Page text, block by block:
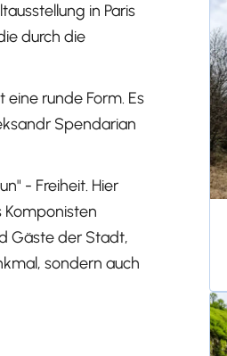
in Paris
durch die
runde Form. Es
Spendarian
- Freiheit. Hier
Komponisten
Gäste der Stadt,
sondern auch